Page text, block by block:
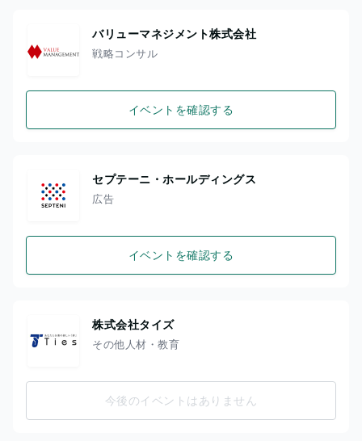
バリューマネジメント株式会社
戦略コンサル
イベントを確認する
セプテーニ・ホールディングス
広告
イベントを確認する
株式会社タイズ
その他人材・教育
今後のイベントはありません